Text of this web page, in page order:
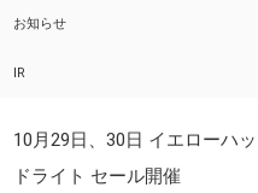
お知らせ
IR
10月29日、30日 イエローハ
ドライト セール開催